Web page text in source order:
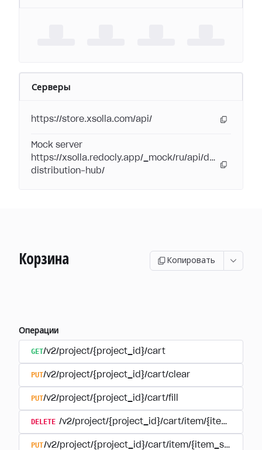
Серверы
https://store.xsolla.com/api/
Mock server
https://xsolla.redocly.app/_mock/ru/api/digital-
distribution-hub/
Корзина Копировать
Операции
GET/v2/project/{project_id}/cart
PUT/v2/project/{project_id}/cart/clear
PUT/v2/project/{project_id}/cart/fill
DELETE /v2/project/{project_id}/cart/item/{item_sku}
PUT/v2/project/{project_id}/cart/item/{item_sku}